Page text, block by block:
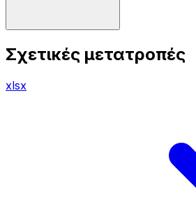
Σχετικές μετατροπές
xlsx